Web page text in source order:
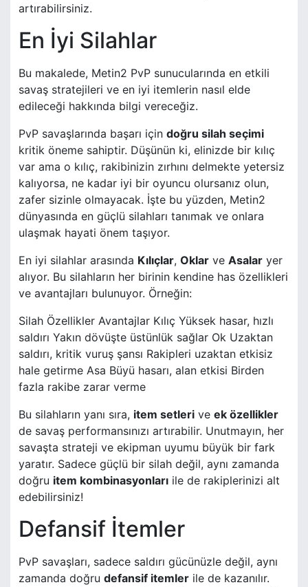
artırabilirsiniz.
En İyi Silahlar
Bu makalede, Metin2 PvP sunucularında en etkili
savaş stratejileri ve en iyi itemlerin nasıl elde
edileceği hakkında bilgi vereceğiz.
PvP savaşlarında başarı için doğru silah seçimi
kritik öneme sahiptir. Düşünün ki, elinizde bir kılıç
var ama o kılıç, rakibinizin zırhını delmekte yetersiz
kalıyorsa, ne kadar iyi bir oyuncu olursanız olun,
zafer sizinle olmayacak. İşte bu yüzden, Metin2
dünyasında en güçlü silahları tanımak ve onlara
ulaşmak hayati önem taşıyor.
En iyi silahlar arasında Kılıçlar, Oklar ve Asalar yer
alıyor. Bu silahların her birinin kendine has özellikleri
ve avantajları bulunuyor. Örneğin:
Silah Özellikler Avantajlar Kılıç Yüksek hasar, hızlı
saldırı Yakın dövüşte üstünlük sağlar Ok Uzaktan
saldırı, kritik vuruş şansı Rakipleri uzaktan etkisiz
hale getirme Asa Büyü hasarı, alan etkisi Birden
fazla rakibe zarar verme
Bu silahların yanı sıra, item setleri ve ek özellikler
de savaş performansınızı artırabilir. Unutmayın, her
savaşta strateji ve ekipman uyumu büyük bir fark
yaratır. Sadece güçlü bir silah değil, aynı zamanda
doğru item kombinasyonları ile de rakiplerinizi alt
edebilirsiniz!
Defansif İtemler
PvP savaşları, sadece saldırı gücünüzle değil, aynı
zamanda doğru defansif itemler ile de kazanılır.